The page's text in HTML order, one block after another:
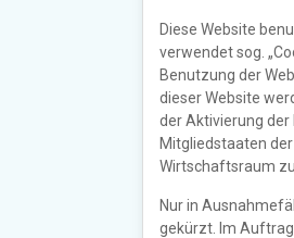
Diese Website
verwendet sog.
Benutzung der
dieser Website
der Aktivierung der
Mitgliedstaaten
Wirtschaftsraum
Nur in
gekürzt. Im